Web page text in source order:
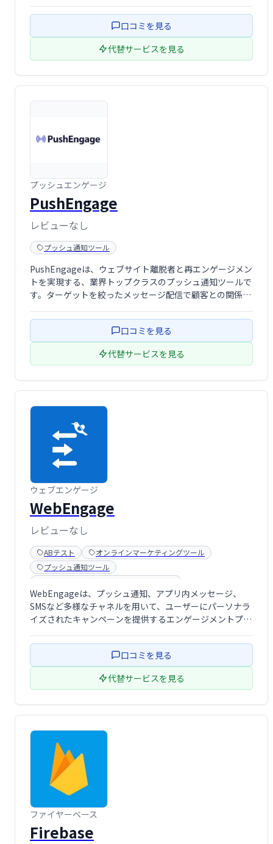
口コミを見る
代替サービスを見る
プッシュエンゲージ
PushEngage
レビューなし
プッシュ通知ツール
PushEngageは、ウェブサイト離脱者と再エンゲージメン
トを実現する、業界トップクラスのプッシュ通知ツールで
す。ターゲットを絞ったメッセージ配信で顧客との関係構
口コミを見る
代替サービスを見る
ウェブエンゲージ
WebEngage
レビューなし
ABテスト
オンラインマーケティングツール
プッシュ通知ツール
マーケティングオートメーションツール
WebEngageは、プッシュ通知、アプリ内メッセージ、
SMSなど多様なチャネルを用いて、ユーザーにパーソナラ
イズされたキャンペーンを提供するエンゲージメントプラ
で、ユーザーの関心を高め、高いエンゲージメントを実現
口コミを見る
代替サービスを見る
ファイヤーベース
Firebase